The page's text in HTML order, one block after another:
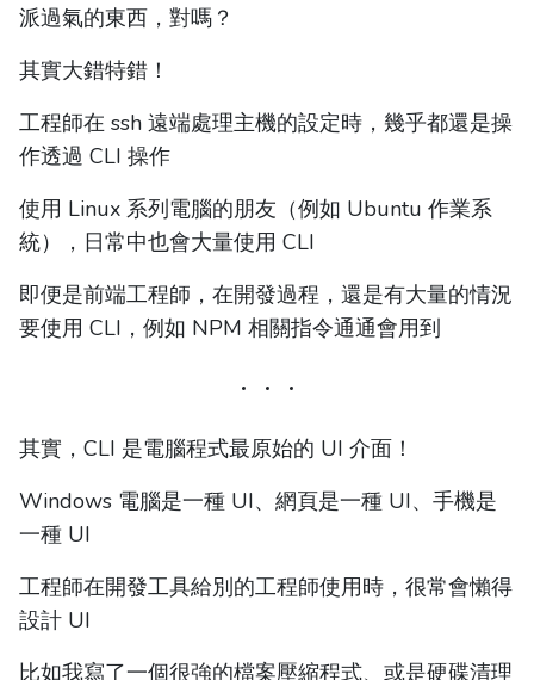
派過氣的東西，對嗎？
其實大錯特錯！
工程師在 ssh 遠端處理主機的設定時，幾乎都還是操
作透過 CLI 操作
使用 Linux 系列電腦的朋友（例如 Ubuntu 作業系
統），日常中也會大量使用 CLI
即便是前端工程師，在開發過程，還是有大量的情況
要使用 CLI，例如 NPM 相關指令通通會用到
其實，CLI 是電腦程式最原始的 UI 介面！
Windows 電腦是一種 UI、網頁是一種 UI、手機是
一種 UI
工程師在開發工具給別的工程師使用時，很常會懶得
設計 UI
比如我寫了一個很強的檔案壓縮程式、或是硬碟清理